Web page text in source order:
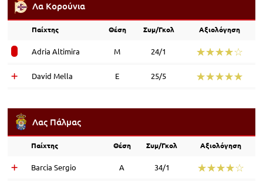
Λα Κορούνια
Παίχτης Θέση Συμ/Γκολ Αξιολόγηση
Adria Altimira Μ 24/1 ☆☆☆☆☆
★★★★★
David Mella Ε 25/5 ☆☆☆☆☆
★★★★★
Λας Πάλμας
Παίχτης Θέση Συμ/Γκολ Αξιολόγηση
Barcia Sergio Α 34/1 ☆☆☆☆☆
★★★★★